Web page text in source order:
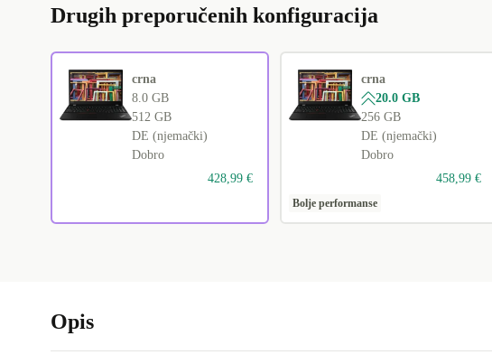
PT
Drugih preporučenih konfiguracija
crna
8.0 GB
512 GB
DE (njemački)
Dobro
428,99 €
crna
20.0 GB
256 GB
DE (njemački)
Dobro
458,99 €
Bolje performanse
Opis